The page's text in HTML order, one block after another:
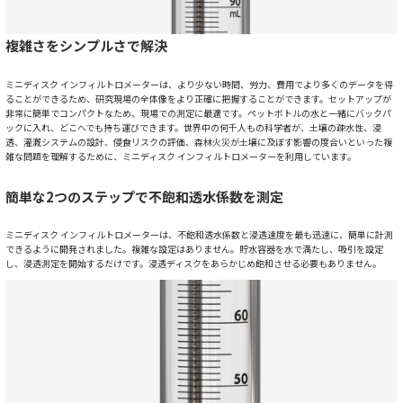
複雑さをシンプルさで解決
ミニディスク インフィルトロメーターは、より少ない時間、労力、費用でより多くのデータを得
ることができるため、研究現場の全体像をより正確に把握することができます。セットアップが
非常に簡単でコンパクトなため、現場での測定に最適です。ペットボトルの水と一緒にバックパ
ックに入れ、どこへでも持ち運びできます。世界中の何千人もの科学者が、土壌の疎水性、浸
透、灌漑システムの設計、侵食リスクの評価、森林火災が土壌に及ぼす影響の度合いといった複
雑な問題を理解するために、ミニディスク インフィルトロメーターを利用しています。
簡単な2つのステップで不飽和透水係数を測定
ミニディスク インフィルトロメーターは、不飽和透水係数と浸透速度を最も迅速に、簡単に計測
できるように開発されました。複雑な設定はありません。貯水容器を水で満たし、吸引を設定
し、浸透測定を開始するだけです。浸透ディスクをあらかじめ飽和させる必要もありません。